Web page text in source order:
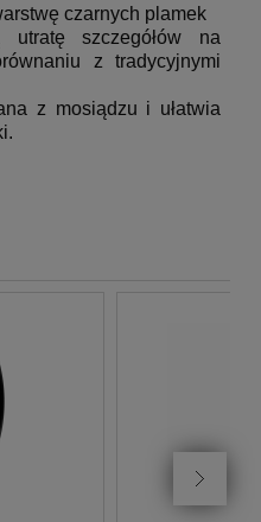
czarnych plamek
utratę szczegółów na
z tradycyjnymi
z mosiądzu i ułatwia